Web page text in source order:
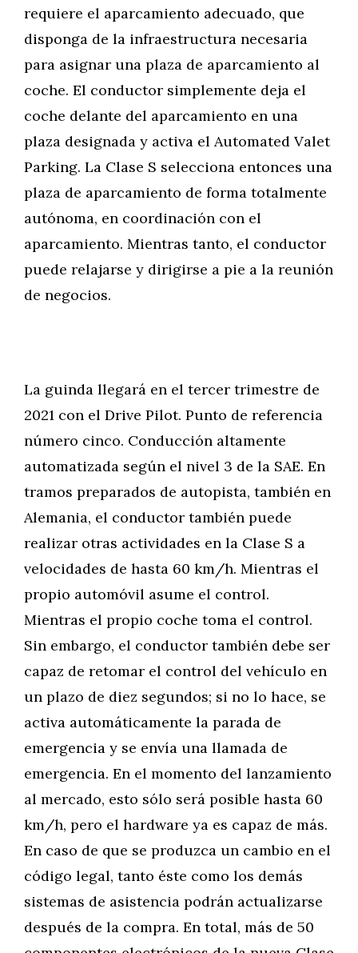
requiere el aparcamiento adecuado, que
disponga de la infraestructura necesaria
para asignar una plaza de aparcamiento al
coche. El conductor simplemente deja el
coche delante del aparcamiento en una
plaza designada y activa el Automated Valet
Parking. La Clase S selecciona entonces una
plaza de aparcamiento de forma totalmente
autónoma, en coordinación con el
aparcamiento. Mientras tanto, el conductor
puede relajarse y dirigirse a pie a la reunión
de negocios.
La guinda llegará en el tercer trimestre de
2021 con el Drive Pilot. Punto de referencia
número cinco. Conducción altamente
automatizada según el nivel 3 de la SAE. En
tramos preparados de autopista, también en
Alemania, el conductor también puede
realizar otras actividades en la Clase S a
velocidades de hasta 60 km/h. Mientras el
propio automóvil asume el control.
Mientras el propio coche toma el control.
Sin embargo, el conductor también debe ser
capaz de retomar el control del vehículo en
un plazo de diez segundos; si no lo hace, se
activa automáticamente la parada de
emergencia y se envía una llamada de
emergencia. En el momento del lanzamiento
al mercado, esto sólo será posible hasta 60
km/h, pero el hardware ya es capaz de más.
En caso de que se produzca un cambio en el
código legal, tanto éste como los demás
sistemas de asistencia podrán actualizarse
después de la compra. En total, más de 50